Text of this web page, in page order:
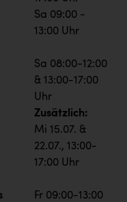
Sa 09:00 -
13:00 Uhr
Sa 08:00-12:00
& 13:00-17:00
Uhr
Zusätzlich:
Mi 15.07. &
22.07., 13:00-
17:00 Uhr
Fr 09:00-13:00